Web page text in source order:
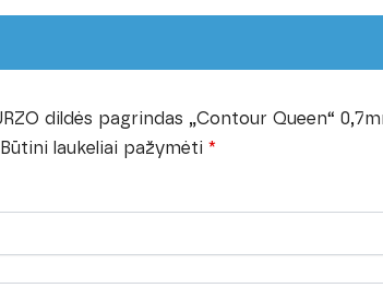
dildės pagrindas „Contour Queen“
Būtini laukeliai pažymėti *